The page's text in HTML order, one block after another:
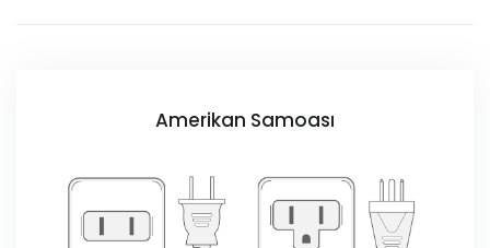
Amerikan Samoası